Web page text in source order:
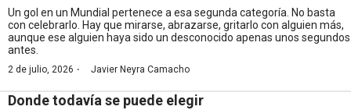
Un gol en un Mundial pertenece a esa segunda categoría. No basta
con celebrarlo. Hay que mirarse, abrazarse, gritarlo con alguien más,
aunque ese alguien haya sido un desconocido apenas unos segundos
antes.
2 de julio, 2026 · Javier Neyra Camacho
Donde todavía se puede elegir